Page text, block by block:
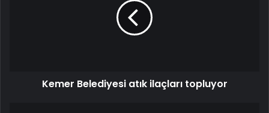
Kemer Belediyesi atık ilaçları topluyor